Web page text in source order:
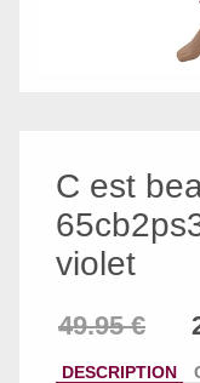
C est
violet
DESCRIPTION